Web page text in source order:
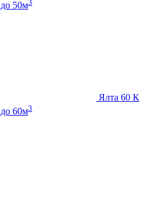
50м3
Ялта 60 К
60м3